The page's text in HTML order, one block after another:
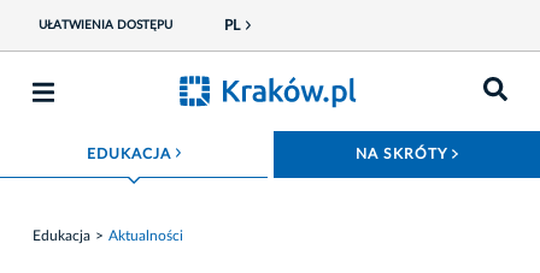
UŁATWIENIA DOSTĘPU PL
EDUKACJAROZWIŃ MENU NA SKRÓTY
Edukacja Aktualności